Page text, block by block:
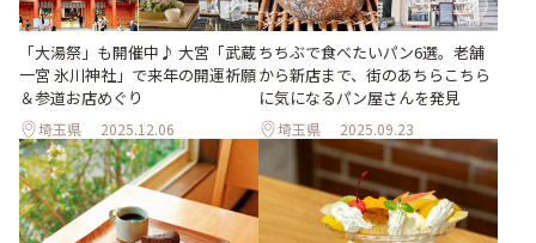
「大湯祭」も開催中♪ 大宮「武蔵
一宮 氷川神社」で来年の開運祈願
＆参道お店めぐり
埼玉県 2025.12.06
ちちぶで食べたいパン6選。老舗
から新店まで、街のあちらこちら
に気になるパン屋さんを発見
埼玉県 2025.09.23